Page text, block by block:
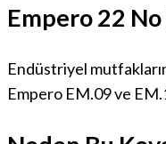
Empero 22 No
Endüstriyel
Empero EM.09 ve